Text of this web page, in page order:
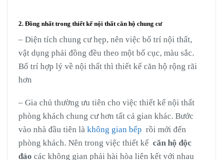
2. Đồng nhất trong thiết kế nội thất căn hộ chung cư
– Diện tích chung cư hẹp, nên việc bố trí nội thất,
vật dụng phải đồng đều theo một bố cục, màu sắc.
Bố trí hợp lý về nội thất thì thiết kế căn hộ rộng rãi
hơn
– Gia chủ thường ưu tiên cho việc thiết kế nội thất
phòng khách chung cư hơn tất cả gian khác. Bước
vào nhà đầu tiên là không gian bếp rồi mới đến
phòng khách. Nên trong việc thiết kế căn hộ độc
đáo các không gian phải hài hòa liên kết với nhau